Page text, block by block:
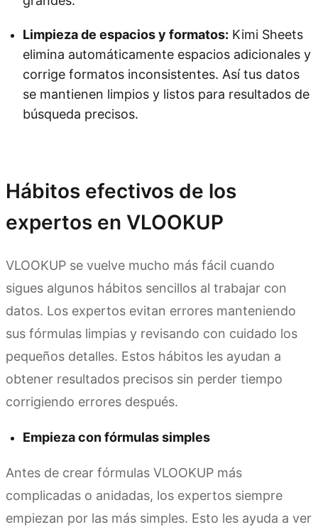
Limpieza de espacios y formatos: Kimi Sheets
elimina automáticamente espacios adicionales y
corrige formatos inconsistentes. Así tus datos
se mantienen limpios y listos para resultados de
búsqueda precisos.
Hábitos efectivos de los
expertos en VLOOKUP
VLOOKUP se vuelve mucho más fácil cuando
sigues algunos hábitos sencillos al trabajar con
datos. Los expertos evitan errores manteniendo
sus fórmulas limpias y revisando con cuidado los
pequeños detalles. Estos hábitos les ayudan a
obtener resultados precisos sin perder tiempo
corrigiendo errores después.
Empieza con fórmulas simples
Antes de crear fórmulas VLOOKUP más
complicadas o anidadas, los expertos siempre
empiezan por las más simples. Esto les ayuda a ver